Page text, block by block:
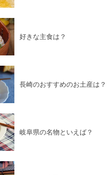
好きな主食は？
長崎のおすすめのお土産は？
岐阜県の名物といえば？